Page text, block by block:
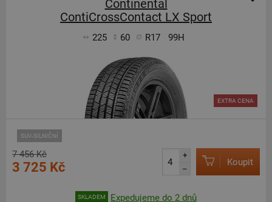
Continental
ContiCrossContact LX Sport
225 60 R17 99H
SUV-SILNIČNÍ
EXTRA CENA
7 456 Kč
3 725 Kč
+
–
Koupit
SKLADEM Expedujeme do 2 dnů